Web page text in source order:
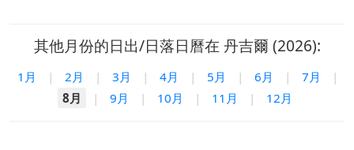
其他月份的日出/日落日曆在 丹吉爾 (2026):
1月 | 2月 | 3月 | 4月 | 5月 | 6月 | 7月
|
8月
| 9月 | 10月 | 11月 | 12月